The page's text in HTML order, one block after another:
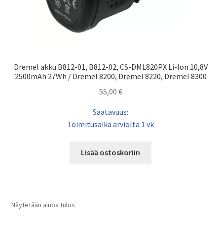
Dremel akku B812-01, B812-02, CS-DML820PX Li-Ion 10,8V
2500mAh 27Wh / Dremel 8200, Dremel 8220, Dremel 8300
55,00 €
Saatavuus:
Toimitusaika arviolta 1 vk
Lisää ostoskoriin
Näytetään ainoa tulos